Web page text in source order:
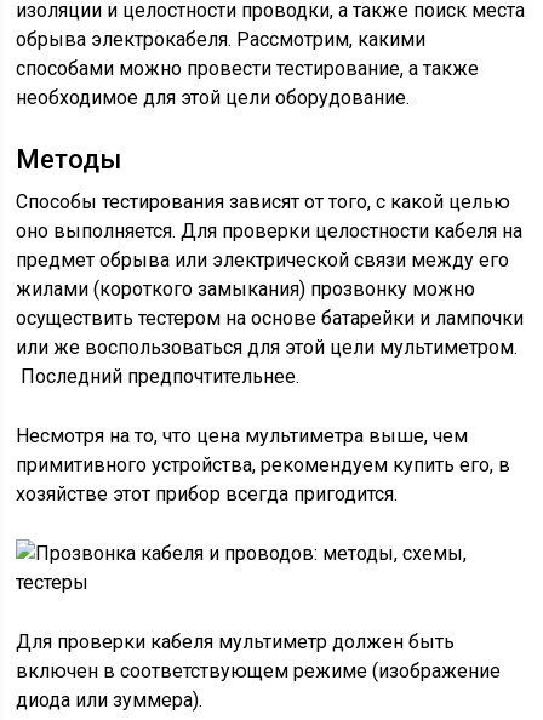
изоляции и целостности проводки, а также поиск места
обрыва электрокабеля. Рассмотрим, какими
способами можно провести тестирование, а также
необходимое для этой цели оборудование.
Методы
Способы тестирования зависят от того, с какой целью
оно выполняется. Для проверки целостности кабеля на
предмет обрыва или электрической связи между его
жилами (короткого замыкания) прозвонку можно
осуществить тестером на основе батарейки и лампочки
или же воспользоваться для этой цели мультиметром.
Последний предпочтительнее.
Несмотря на то, что цена мультиметра выше, чем
примитивного устройства, рекомендуем купить его, в
хозяйстве этот прибор всегда пригодится.
Для проверки кабеля мультиметр должен быть
включен в соответствующем режиме (изображение
диода или зуммера).